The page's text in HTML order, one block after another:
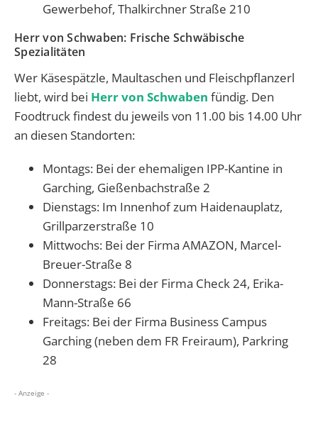
Gewerbehof, Thalkirchner Straße 210
Herr von Schwaben: Frische Schwäbische
Spezialitäten
Wer Käsespätzle, Maultaschen und Fleischpflanzerl
liebt, wird bei Herr von Schwaben fündig. Den
Foodtruck findest du jeweils von 11.00 bis 14.00 Uhr
an diesen Standorten:
Montags: Bei der ehemaligen IPP-Kantine in
Garching, Gießenbachstraße 2
Dienstags: Im Innenhof zum Haidenauplatz,
Grillparzerstraße 10
Mittwochs: Bei der Firma AMAZON, Marcel-
Breuer-Straße 8
Donnerstags: Bei der Firma Check 24, Erika-
Mann-Straße 66
Freitags: Bei der Firma Business Campus
Garching (neben dem FR Freiraum), Parkring
28
- Anzeige -